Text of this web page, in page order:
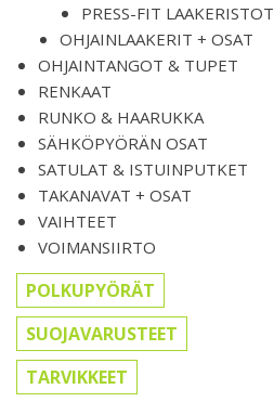
PRESS-FIT LAAKERISTOT
OHJAINLAAKERIT + OSAT
OHJAINTANGOT & TUPET
RENKAAT
RUNKO & HAARUKKA
SÄHKÖPYÖRÄN OSAT
SATULAT & ISTUINPUTKET
TAKANAVAT + OSAT
VAIHTEET
VOIMANSIIRTO
POLKUPYÖRÄT
SUOJAVARUSTEET
TARVIKKEET